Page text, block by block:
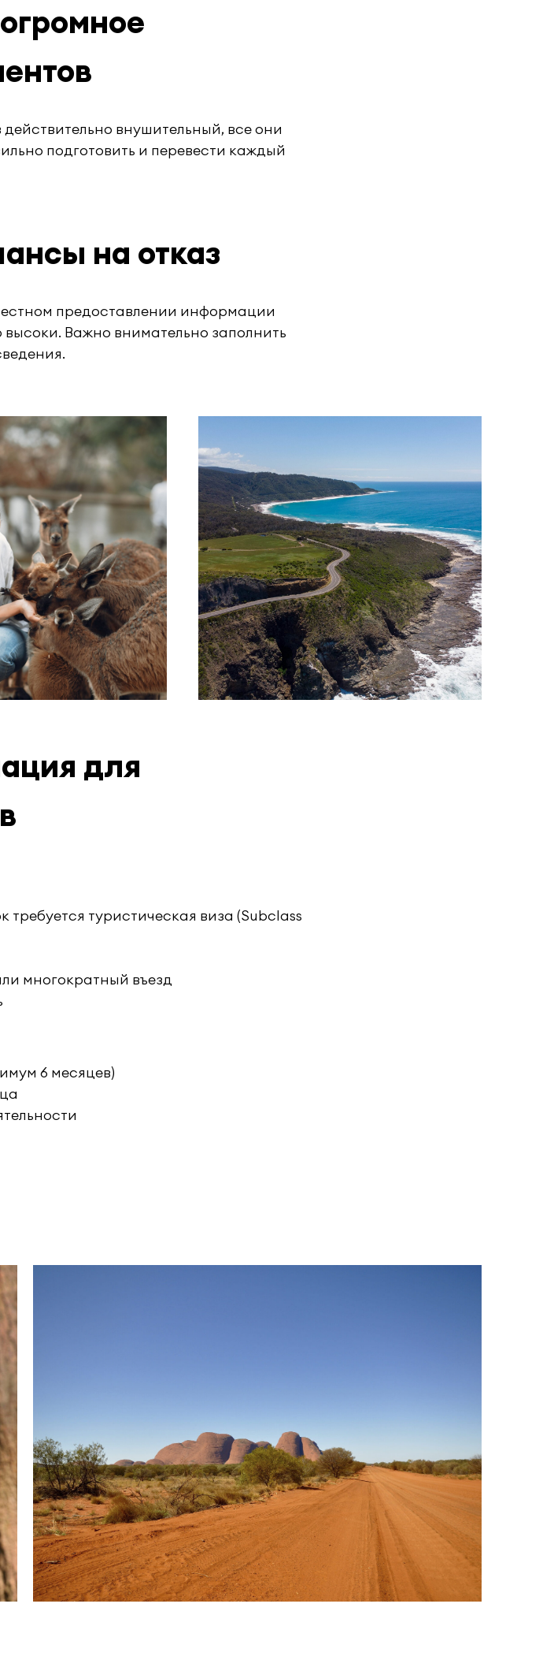
внушительный, все они
подготовить и перевести каждый
на отказ
предоставлении информации
Важно внимательно заполнить
для
требуется туристическая виза (Subclass
многократный въезд
6 месяцев)